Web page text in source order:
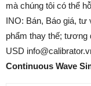
mà chúng tôi có thể
INO: Bán, Báo giá,
phẩm thay thế;
USD
Continuous Wave